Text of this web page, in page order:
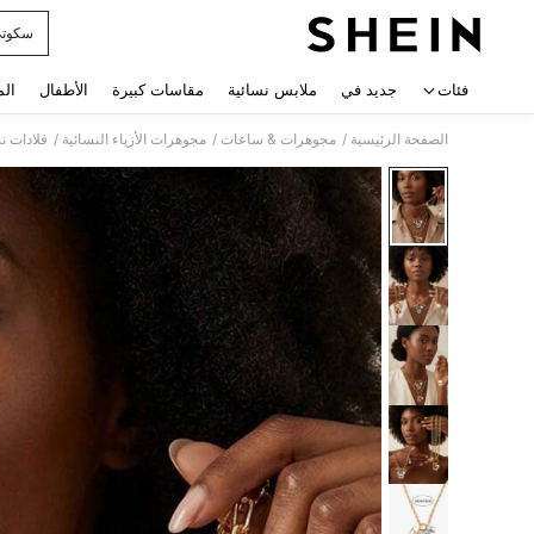
فئات جديد في ملابس نسائية مقاسات كبيرة الأطفال
الصفحة الرئيسية / مجوهرات & ساعات / مجوهرات الأزياء النسائية / قلادات